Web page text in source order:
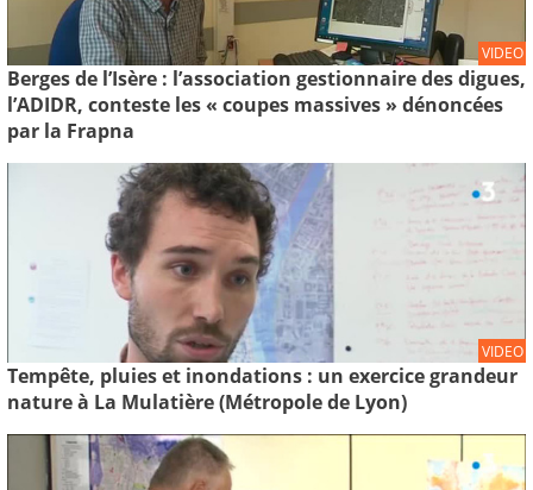
VIDEO
Berges de l’Isère : l’association gestionnaire des digues,
l’ADIDR, conteste les « coupes massives » dénoncées
par la Frapna
VIDEO
Tempête, pluies et inondations : un exercice grandeur
nature à La Mulatière (Métropole de Lyon)